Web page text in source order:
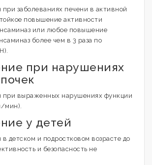
при заболеваниях печени в активной
повышение активности
или любое повышение
более чем в 3 раза по
при нарушениях
при выраженных нарушениях функции
мин).
у детей
в детском и подростковом возрасте до
и безопасность не